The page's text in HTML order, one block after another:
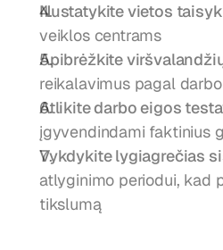
Nustatykite vietos
veiklos centrams
Apibrėžkite
reikalavimus pagal
Atlikite darbo eigos
įgyvendindami faktinius
Vykdykite lygiagrečias
atlyginimo periodui, kad
tikslumą